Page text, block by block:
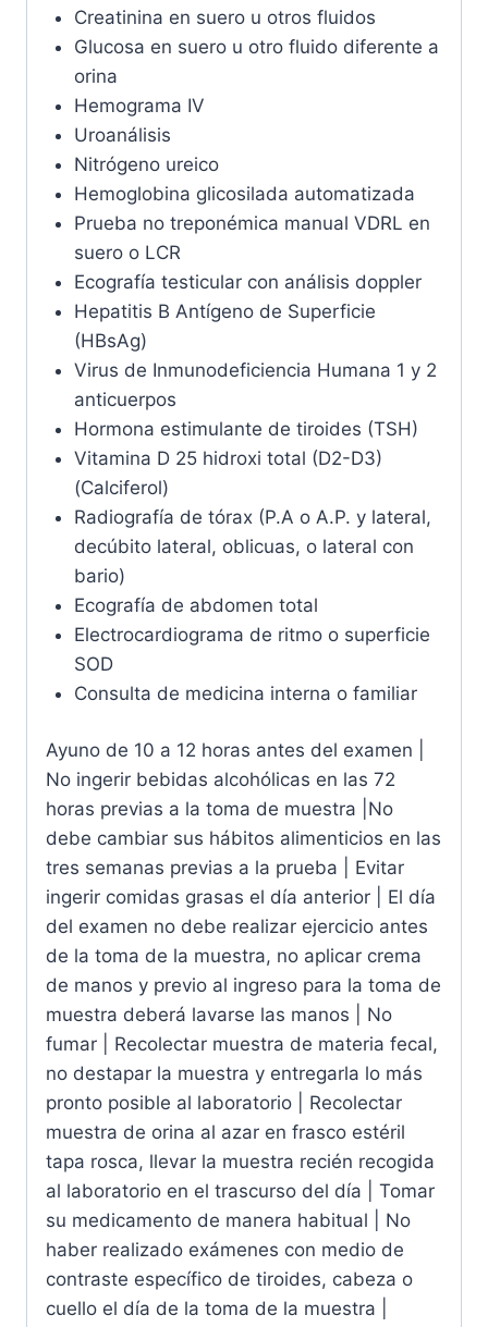
Creatinina en suero u otros fluidos
Glucosa en suero u otro fluido diferente a
orina
Hemograma IV
Uroanálisis
Nitrógeno ureico
Hemoglobina glicosilada automatizada
Prueba no treponémica manual VDRL en
suero o LCR
Ecografía testicular con análisis doppler
Hepatitis B Antígeno de Superficie
(HBsAg)
Virus de Inmunodeficiencia Humana 1 y 2
anticuerpos
Hormona estimulante de tiroides (TSH)
Vitamina D 25 hidroxi total (D2-D3)
(Calciferol)
Radiografía de tórax (P.A o A.P. y lateral,
decúbito lateral, oblicuas, o lateral con
bario)
Ecografía de abdomen total
Electrocardiograma de ritmo o superficie
SOD
Consulta de medicina interna o familiar
Ayuno de 10 a 12 horas antes del examen |
No ingerir bebidas alcohólicas en las 72
horas previas a la toma de muestra |No
debe cambiar sus hábitos alimenticios en las
tres semanas previas a la prueba | Evitar
ingerir comidas grasas el día anterior | El día
del examen no debe realizar ejercicio antes
de la toma de la muestra, no aplicar crema
de manos y previo al ingreso para la toma de
muestra deberá lavarse las manos | No
fumar | Recolectar muestra de materia fecal,
no destapar la muestra y entregarla lo más
pronto posible al laboratorio | Recolectar
muestra de orina al azar en frasco estéril
tapa rosca, llevar la muestra recién recogida
al laboratorio en el trascurso del día | Tomar
su medicamento de manera habitual | No
haber realizado exámenes con medio de
contraste específico de tiroides, cabeza o
cuello el día de la toma de la muestra |